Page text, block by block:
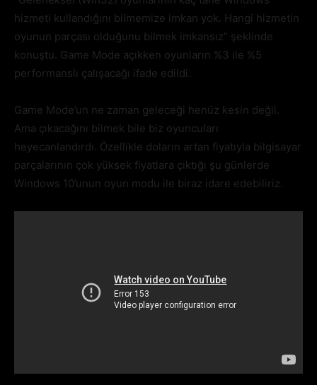
hizmeti kullandığını bilmemize imkan yok. Hangi hizmetin
oyunun parçası olduğunu bilmek imkansız” şeklinde
konuştu. Game Mode açıkken oyunların %3 ile %5
performanslı çalışacağı ifade edildi.
Game Mode’un ne zaman geleceği henüz kesin değil.
Ama çıkacağını bilmek bile biz oyuncuları
heyecanlandırdı. Özellikle doların artan fiyatıyla bilgisayar
parçalarının çok yüksek fiyatlara çıktığı şu günlerde
Windows 10’unun oyun modu ile biraz idare edebiliriz.